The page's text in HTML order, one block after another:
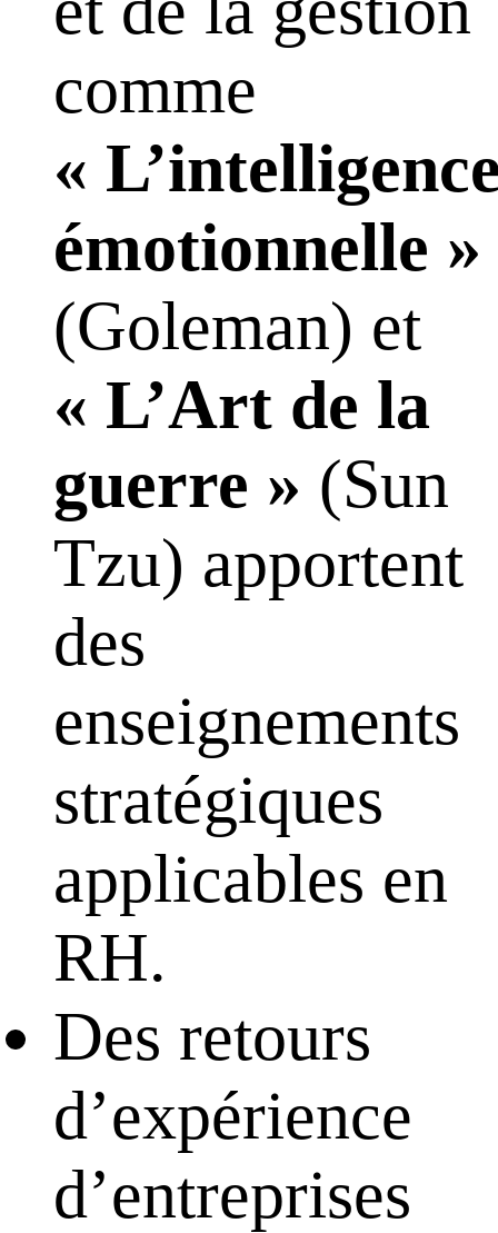
comme
«
émotionnelle »
(Goleman) et
« L’Art de la
guerre » (Sun
Tzu) apportent
des
enseignements
stratégiques
applicables en
RH.
Des retours
d’expérience
d’entreprises